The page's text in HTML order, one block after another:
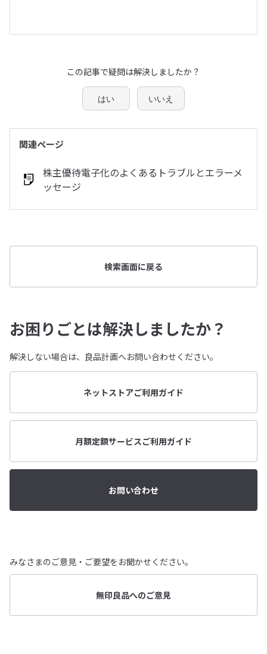
この記事で疑問は解決しましたか？
はい いいえ
関連ページ
株主優待電子化のよくあるトラブルとエラーメ
ッセージ
検索画面に戻る
お困りごとは解決しましたか？
解決しない場合は、良品計画へお問い合わせください。
ネットストアご利用ガイド
月額定額サービスご利用ガイド
お問い合わせ
みなさまのご意見・ご要望をお聞かせください。
無印良品へのご意見